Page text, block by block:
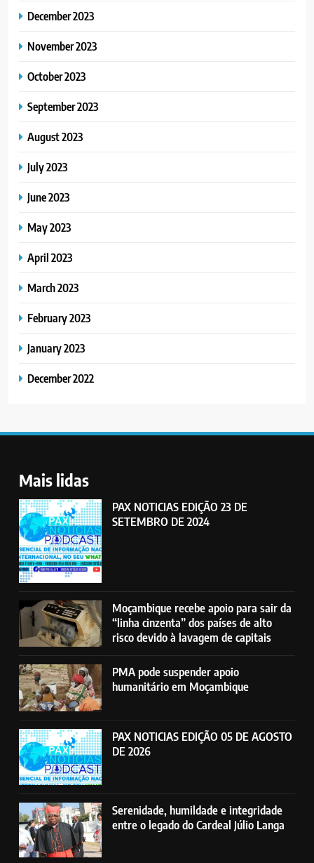
December 2023
November 2023
October 2023
September 2023
August 2023
July 2023
June 2023
May 2023
April 2023
March 2023
February 2023
January 2023
December 2022
Mais lidas
PAX NOTICIAS EDIÇÃO 23 DE
SETEMBRO DE 2024
Moçambique recebe apoio para sair da
“linha cinzenta” dos países de alto
risco devido à lavagem de capitais
PMA pode suspender apoio
humanitário em Moçambique
PAX NOTICIAS EDIÇÃO 05 DE AGOSTO
DE 2026
Serenidade, humildade e integridade
entre o legado do Cardeal Júlio Langa